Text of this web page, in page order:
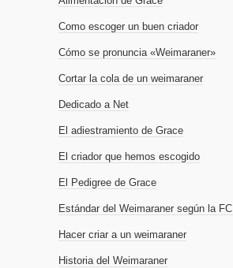
Como escoger un buen criador
Cómo se pronuncia «Weimaraner»
Cortar la cola de un weimaraner
Dedicado a Net
El adiestramiento de Grace
El criador que hemos escogido
El Pedigree de Grace
Estándar del Weimaraner según la FCI
Hacer criar a un weimaraner
Historia del Weimaraner